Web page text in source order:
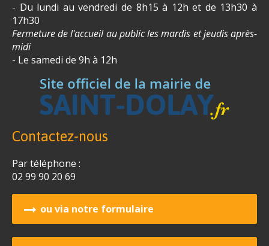
- Du lundi au vendredi de 8h15 à 12h et de 13h30 à
17h30
Fermeture de l'accueil au public les mardis et jeudis après-
midi
- Le samedi de 9h à 12h
Contactez-nous
Par téléphone :
02 99 90 20 69
ou via notre formulaire